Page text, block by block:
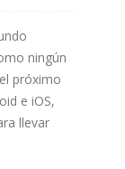
ningún
próximo
e iOS,
llevar